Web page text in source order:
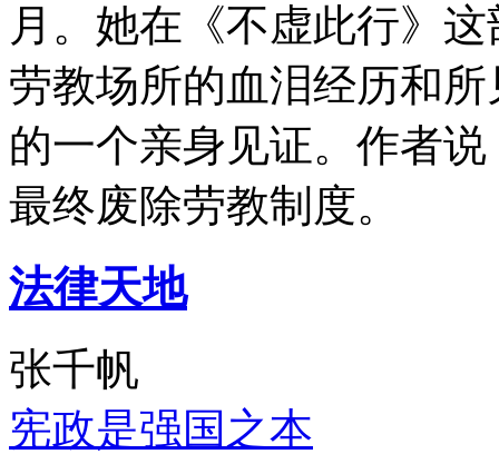
月。她在《不虚此行》
劳教场所的血泪经历和
的一个亲身见证。作者
最终废除劳教制度。
法律天地
张千帆
宪政是强国之本